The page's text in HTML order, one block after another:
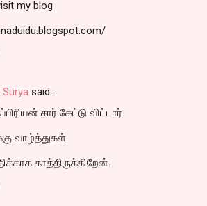
my blog
said…
சார் கேட்டு விட்டார்.
வாழ்த்துகள்.
காத்திருக்கிறேன்.